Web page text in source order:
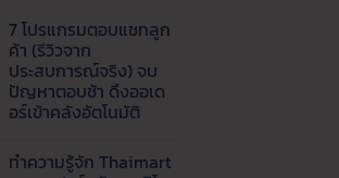
และ
8
เว็บ
ของ
จีน
ราคา
ส่ง
กำไร
ดี
เริ่ม
ต้น
อย่างไร
สำหรับ
มือ
ใหม่
เห็น
บน
AI
Agent
คือ
อะไร
?
เว็บ
ธุรกิจ
7 โปรแกรมตอบแชทลูก
ค้า (รีวิวจาก
ประสบการณ์จริง) จบ
ปัญหาตอบช้า ดึงออเด
อร์เข้าคลังอัตโนมัติ
เห็น
ทำความรู้จัก Thaimart